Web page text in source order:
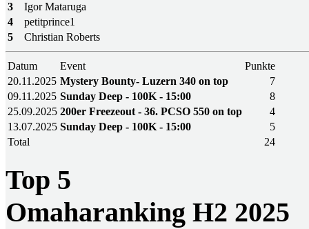
3
Igor Mataruga
4
petitprince1
5
Christian Roberts
Datum Event
Punkte
20.11.2025 Mystery Bounty- Luzern 340 on top
7
09.11.2025 Sunday Deep - 100K - 15:00
8
25.09.2025 200er Freezeout - 36. PCSO 550 on top
4
13.07.2025 Sunday Deep - 100K - 15:00
5
Total
24
Top 5
Omaharanking H2 2025